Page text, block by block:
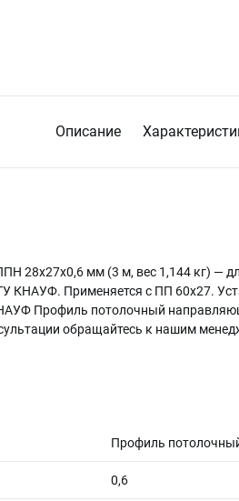
Описание
мм (3 м, вес 1,144 кг) —
КНАУФ. Применяется с ПП 60х27.
Профиль потолочный
обращайтесь к нашим
Профиль
0,6